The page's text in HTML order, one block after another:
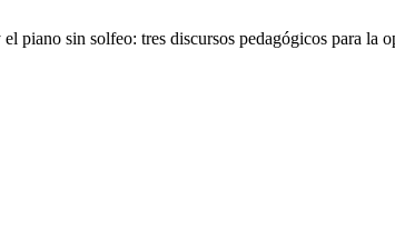
piano sin solfeo: tres discursos pedagógicos para la